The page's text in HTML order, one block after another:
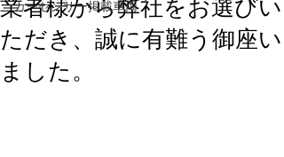
カーセンサー掲載車両
業者様から弊社をお選びい
ただき、誠に有難う御座い
ました。